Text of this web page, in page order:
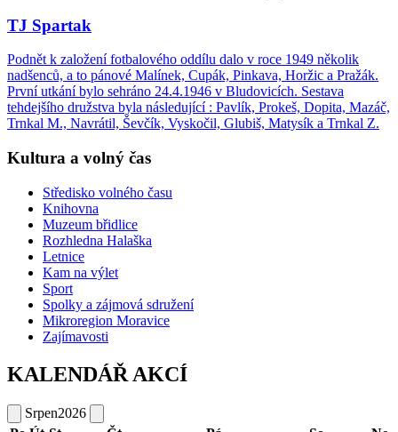
TJ Spartak
Podnět k založení fotbalového oddílu dalo v roce 1949 několik
nadšenců, a to pánové Malínek, Cupák, Pinkava, Horžic a Pražák.
První utkání bylo sehráno 24.4.1946 v Bludovicích. Sestava
tehdejšího družstva byla následující : Pavlík, Prokeš, Dopita, Mazáč,
Trnkal M., Navrátil, Ševčík, Vyskočil, Glubiš, Matysík a Trnkal Z.
Kultura a volný čas
Středisko volného času
Knihovna
Muzeum břidlice
Rozhledna Halaška
Letnice
Kam na výlet
Sport
Spolky a zájmová sdružení
Mikroregion Moravice
Zajímavosti
KALENDÁŘ AKCÍ
Srpen2026